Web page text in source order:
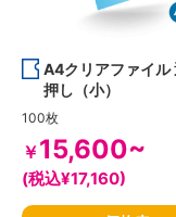
A4クリアファイル
押し（小）
100枚
￥15,600~
(税込¥17,160)